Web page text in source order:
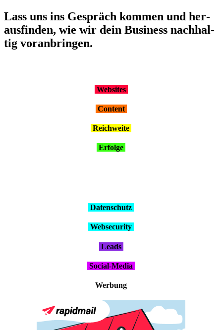
Lass uns ins Gespräch kom­men und her­
aus­fin­den, wie wir dein Busi­ness nach­hal­
tig vor­an­brin­gen.
Web­sites
Con­tent
Reich­wei­te
Erfol­ge
Daten­schutz
Web­se­cu­ri­ty
Leads
Social-Media
Wer­bung